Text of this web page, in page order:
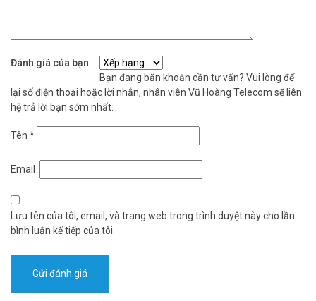
Đánh giá của bạn
Bạn đang băn khoăn cần tư vấn? Vui lòng để
lại số điện thoại hoặc lời nhắn, nhân viên Vũ Hoàng Telecom sẽ liên
hệ trả lời bạn sớm nhất.
Tên *
Email
Lưu tên của tôi, email, và trang web trong trình duyệt này cho lần
bình luận kế tiếp của tôi.